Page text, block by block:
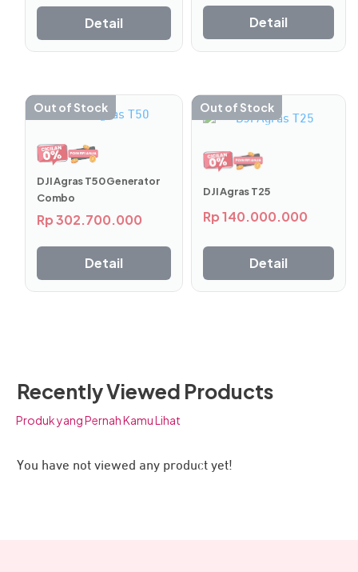
Detail Detail
Out of Stock
DJI Agras T50 Generator
Combo
Rp302.700.000
Detail
Out of Stock
DJI Agras T25
Rp140.000.000
Detail
Recently Viewed Products
Produk yang Pernah Kamu Lihat
You have not viewed any product yet!